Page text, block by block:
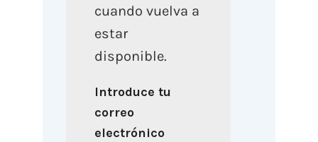
cuando vuelva a
estar
disponible.
Introduce tu
correo
electrónico